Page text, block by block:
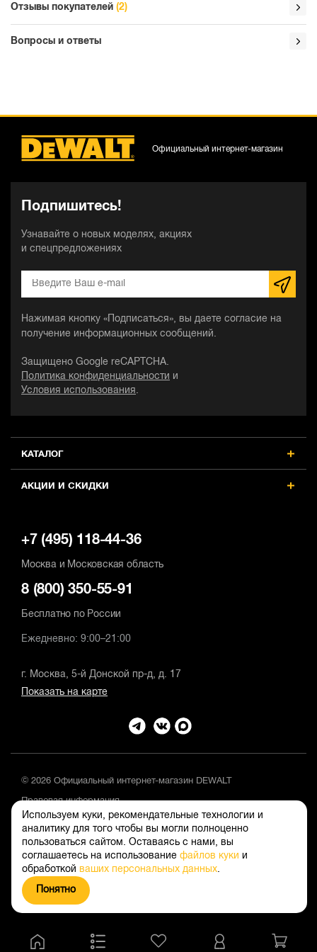
Используем куки, рекомендательные технологии и
аналитику для того чтобы вы могли полноценно
пользоваться сайтом. Оставаясь с нами, вы
соглашаетесь на использование файлов куки и
обработкой ваших персональных данных.
Понятно
Отзывы покупателей (2)
Вопросы и ответы
КАТАЛОГ
АКЦИИ И СКИДКИ
Подпишитесь!
Узнавайте о новых моделях, акциях
и спецпредложениях
Нажимая кнопку «Подписаться», вы даете согласие на
получение информационных сообщений.
Защищено Google reCAPTCHA.
Политика конфиденциальности
и
Условия использования .
Официальный интернет-магазин
+7 (495) 118-44-36
Москва и Московская область
8 (800) 350-55-91
Бесплатно по России
Ежедневно: 9:00–21:00
г. Москва, 5-й Донской пр-д, д. 17
Показать на карте
© 2026 Официальный интернет-магазин DEWALT
Правовая информация
Положение об обработке и защите персональных данных